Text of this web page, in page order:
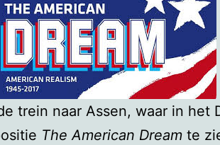
trein naar Assen, waar in het
The American Dream te